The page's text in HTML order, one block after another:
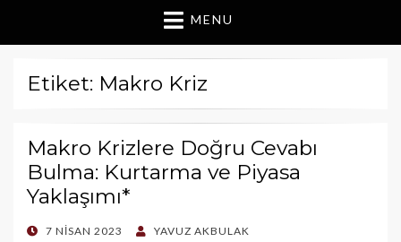
MENU
Etiket: Makro Kriz
Makro Krizlere Doğru Cevabı
Bulma: Kurtarma ve Piyasa
Yaklaşımı*
POSTED
7 NISAN 2023 YAVUZ AKBULAK